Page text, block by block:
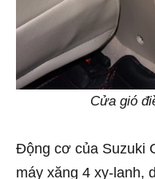
Cửa gió
Động cơ của Suzuki
máy xăng 4 xy-lanh,